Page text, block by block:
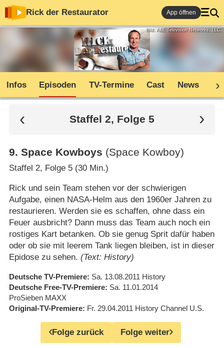
Rick der Restaurator App öffnen
Bild: A&E Television Networks, LLC.
Infos Episoden TV-Termine Cast News
Staffel 2, Folge 5
9. Space Kowboys (Space Kowboy)
Staffel 2, Folge 5 (30 Min.)
Rick und sein Team stehen vor der schwierigen
Aufgabe, einen NASA-Helm aus den 1960er Jahren zu
restaurieren. Werden sie es schaffen, ohne dass ein
Feuer ausbricht? Dann muss das Team auch noch ein
rostiges Kart betanken. Ob sie genug Sprit dafür haben
oder ob sie mit leerem Tank liegen bleiben, ist in dieser
Epidose zu sehen. (Text: History)
Deutsche TV-Premiere Sa. 13.08.2011 History
Deutsche Free-TV-Premiere Sa. 11.01.2014
ProSieben MAXX
Original-TV-Premiere Fr. 29.04.2011 History Channel U.S.
Folge zurück Folge weiter